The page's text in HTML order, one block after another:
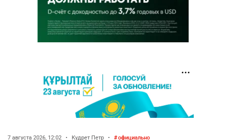
7 августа 2026, 12:02 • Кудрет Петр • официально